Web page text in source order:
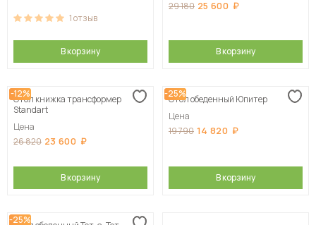
1отзыв
В корзину
29 180 25 600
В корзину
-12%
Стол книжка трансформер
Standart
Цена
26 820 23 600
В корзину
-25%
Стол обеденный Юпитер
Цена
19 790 14 820
В корзину
-25%